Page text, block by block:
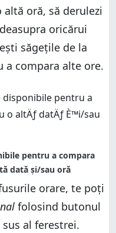
altă oră, să derulezi
oricărui
săgețile de la
a compara alte ore.
orare, te poți
folosind butonul
al ferestrei.